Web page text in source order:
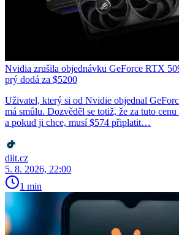
Nvidia zrušila objednávku GeForce RTX
prý dodá za $5200
Uživatel, který si od Nvidie objednal
má smůlu. Dozvěděl se totiž, že za tuto
a pokud ji chce, musí $574 připlatit…
diit.cz
5. 8. 2026, 22:00
1 min